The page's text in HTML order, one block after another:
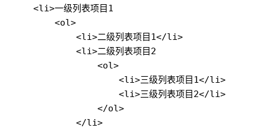
<li>一级列表项目1
<ol>
<li>二级列表项目1</li>
<li>二级列表项目2
<ol>
<li>三级列表项目1</li>
<li>三级列表项目2</li>
</ol>
</li>